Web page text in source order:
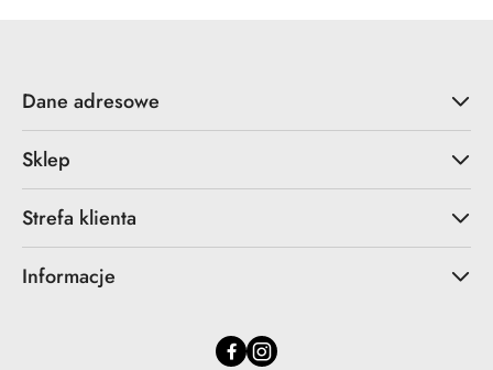
Dane adresowe
Sklep
Strefa klienta
Informacje